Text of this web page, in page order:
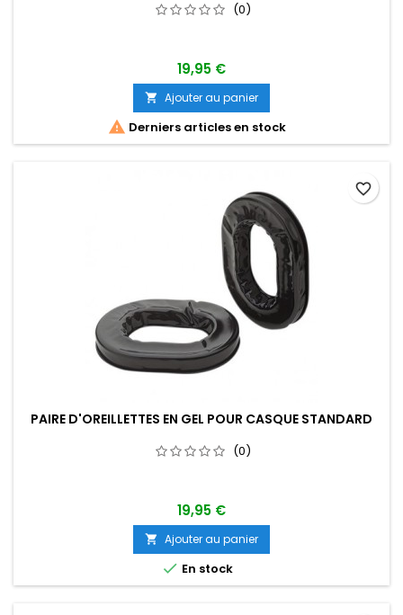
(0)
19,95 €
 Ajouter au panier
 Derniers articles en stock
PAIRE D'OREILLETTES EN GEL POUR CASQUE STANDARD
(0)
19,95 €
 Ajouter au panier
 En stock
favorite_border